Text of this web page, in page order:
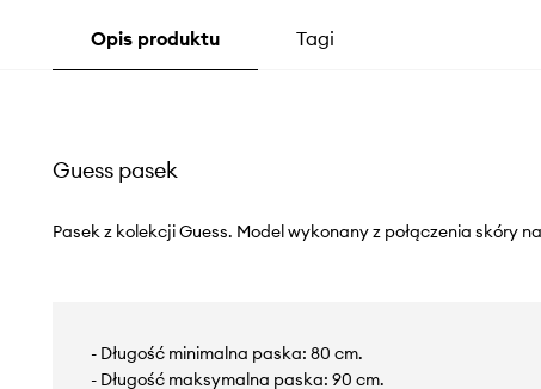
Opis produktu Tagi
Guess pasek
Pasek z kolekcji Guess. Model wykonany z połączenia skóry
- Długość minimalna paska: 80 cm.
- Długość maksymalna paska: 90 cm.